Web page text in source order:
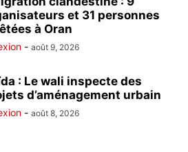
et 31 personnes
à Oran
- août 9, 2026
: Le wali inspecte des
d’aménagement urbain
- août 8, 2026